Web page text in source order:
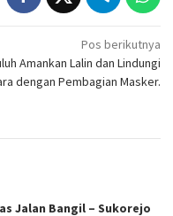
Pos berikutnya
Amankan Lalin dan Lindungi
dengan Pembagian Masker.
Jalan Bangil – Sukorejo